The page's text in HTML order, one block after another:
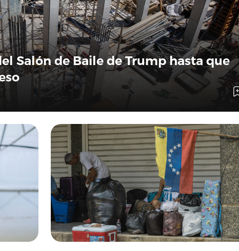
Salón de Baile de Trump hasta que